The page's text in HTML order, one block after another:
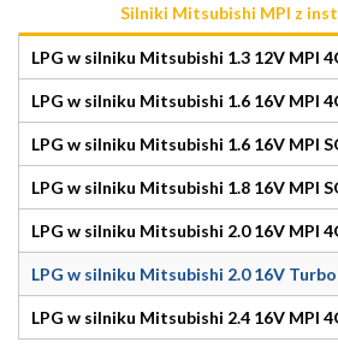
Silniki Mitsubishi MPI z
LPG w silniku Mitsubishi 1.3 12V MPI
LPG w silniku Mitsubishi 1.6 16V MPI
LPG w silniku Mitsubishi 1.6 16V MPI
LPG w silniku Mitsubishi 1.8 16V MPI
LPG w silniku Mitsubishi 2.0 16V MPI
LPG w silniku Mitsubishi 2.0 16V
LPG w silniku Mitsubishi 2.4 16V MPI